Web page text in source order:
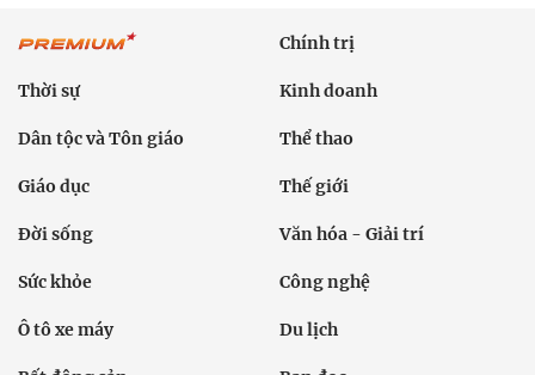
Chính trị
Thời sự Kinh doanh
Dân tộc và Tôn giáo Thể thao
Giáo dục Thế giới
Đời sống Văn hóa - Giải trí
Sức khỏe Công nghệ
Ô tô xe máy Du lịch